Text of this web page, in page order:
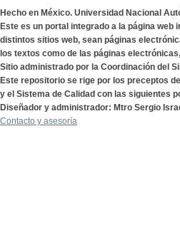
Hecho en México. Universidad Nacional
Este es un portal integrado a la página
distintos sitios web, sean páginas
los textos como de las páginas
Sitio administrado por la Coordinación del
Este repositorio se rige por los preceptos
y el Sistema de Calidad con las siguientes
Diseñador y administrador: Mtro Sergio
Contacto y asesoría